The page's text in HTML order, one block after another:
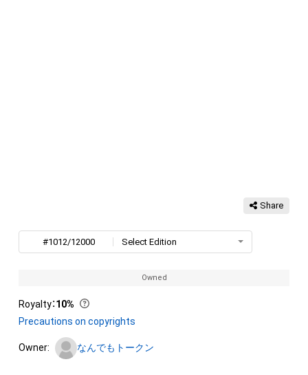
Share
#1012/12000 Select Edition
Owned
Royalty：10%
Precautions on copyrights
Owner: なんでもトークン